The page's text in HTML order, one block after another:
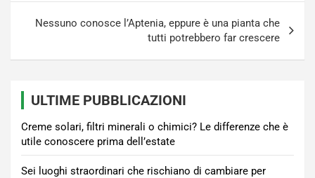
Nessuno conosce l’Aptenia, eppure è una pianta che
tutti potrebbero far crescere
ULTIME PUBBLICAZIONI
Creme solari, filtri minerali o chimici? Le differenze che è
utile conoscere prima dell’estate
Sei luoghi straordinari che rischiano di cambiare per